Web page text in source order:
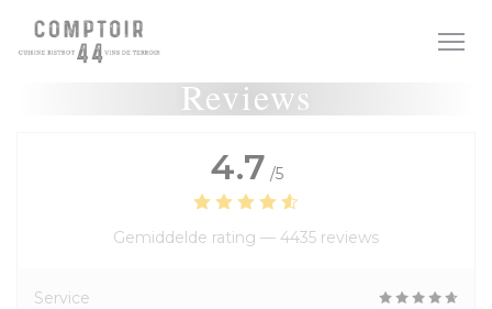
Cookies beheer paneel
Reviews
4.7 /5
Gemiddelde rating — 4435 reviews
Service